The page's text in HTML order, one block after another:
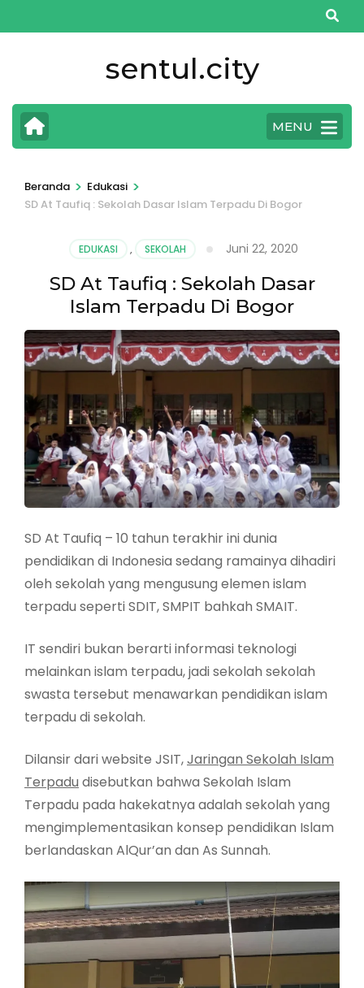
ke
Enter)
sentul.city
MENU
Beranda > Edukasi >
SD At Taufiq : Sekolah Dasar Islam Terpadu Di Bogor
EDUKASI , SEKOLAH Juni 22, 2020
SD At Taufiq : Sekolah Dasar
Islam Terpadu Di Bogor
SD At Taufiq – 10 tahun terakhir ini dunia
pendidikan di Indonesia sedang ramainya dihadiri
oleh sekolah yang mengusung elemen islam
terpadu seperti SDIT, SMPIT bahkah SMAIT.
IT sendiri bukan berarti informasi teknologi
melainkan islam terpadu, jadi sekolah sekolah
swasta tersebut menawarkan pendidikan islam
terpadu di sekolah.
Dilansir dari website JSIT,Jaringan Sekolah Islam
Terpadu disebutkan bahwa Sekolah Islam
Terpadu pada hakekatnya adalah sekolah yang
mengimplementasikan konsep pendidikan Islam
berlandaskan AlQur’an dan As Sunnah.